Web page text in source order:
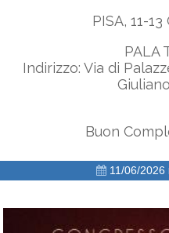
PISA, 11-
PALA
Indirizzo: Via di
Buon
11/06/2026